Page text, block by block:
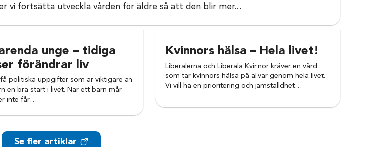
vi fortsätta utveckla vården för äldre så att den blir mer...
unge – tidiga
förändrar liv
politiska uppgifter som är viktigare än
en bra start i livet. När ett barn mår
inte får…
Kvinnors hälsa – Hela livet!
Liberalerna och Liberala Kvinnor kräver en vård
som tar kvinnors hälsa på allvar genom hela livet.
Vi vill ha en prioritering och jämställdhet…
Se fler artiklar